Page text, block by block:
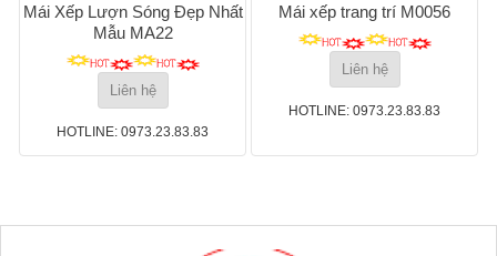
Mái Xếp Lượn Sóng Đẹp Nhất
Mẫu MA22
Liên hệ
HOTLINE: 0973.23.83.83
Mái xếp trang trí M0056
Liên hệ
HOTLINE: 0973.23.83.83